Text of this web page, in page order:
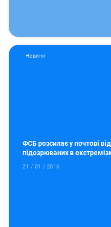
Новини
ФСБ розсилає у почтові
підозрюваних в
21 / 01 / 2016